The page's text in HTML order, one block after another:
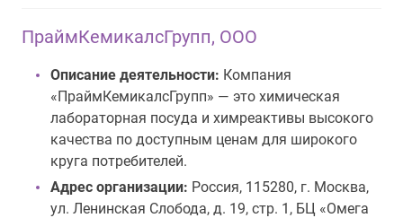
ПраймКемикалсГрупп, ООО
Описание деятельности: Компания
«ПраймКемикалсГрупп» — это химическая
лабораторная посуда и химреактивы высокого
качества по доступным ценам для широкого
круга потребителей.
Адрес организации: Россия, 115280, г. Москва,
ул. Ленинская Слобода, д. 19, стр. 1, БЦ «Омега